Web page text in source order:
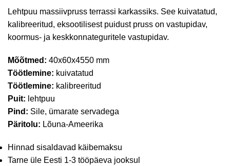
Lehtpuu massiivpruss terrassi karkassiks. See kuivatatud,
kalibreeritud, eksootilisest puidust pruss on vastupidav,
koormus- ja keskkonnateguritele vastupidav.
Mõõtmed: 40x60x4550 mm
Töötlemine: kuivatatud
Töötlemine: kalibreeritud
Puit: lehtpuu
Pind: Sile, ümarate servadega
Päritolu: Lõuna-Ameerika
Hinnad sisaldavad käibemaksu
Tarne üle Eesti 1-3 tööpäeva jooksul